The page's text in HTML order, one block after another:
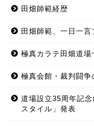
田畑師範経歴
田畑師範、一日一言
極真カラテ田畑道
極真会館・裁判闘争
道場設立35周年記
スタイル」発表